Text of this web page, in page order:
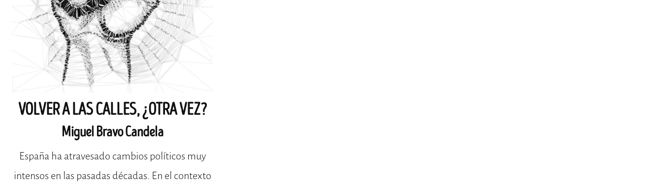
VOLVER A LAS CALLES, ¿OTRA VEZ?
Miguel Bravo Candela
España ha atravesado cambios políticos muy
intensos en las pasadas décadas. En el contexto